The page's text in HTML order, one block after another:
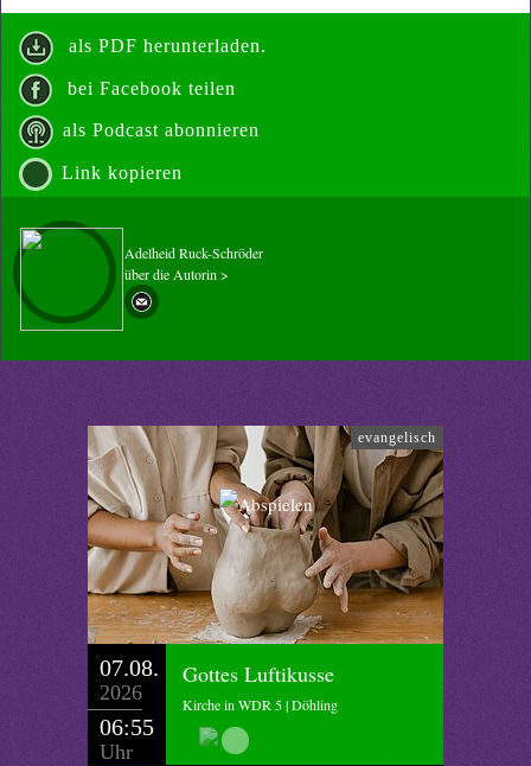
als PDF herunterladen.
bei Facebook teilen
als Podcast abonnieren
Link kopieren
Adelheid Ruck-Schröder
über die Autorin >
evangelisch
07.08.
2026
06:55
Uhr
Gottes Luftikusse
Kirche in WDR 5 | Döhling